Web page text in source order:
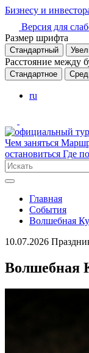
Бизнесу и
Версия для
Размер шрифта
Стандартный
Расстояние между
Стандартное
ru
Чем заняться
остановиться Где
Главная
События
Волшебная
10.07.2026
Волшебная